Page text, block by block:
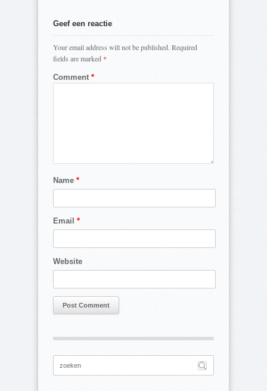
Geef een reactie
Your email address will not be published. Required
fields are marked *
Comment *
Name *
Email *
Website